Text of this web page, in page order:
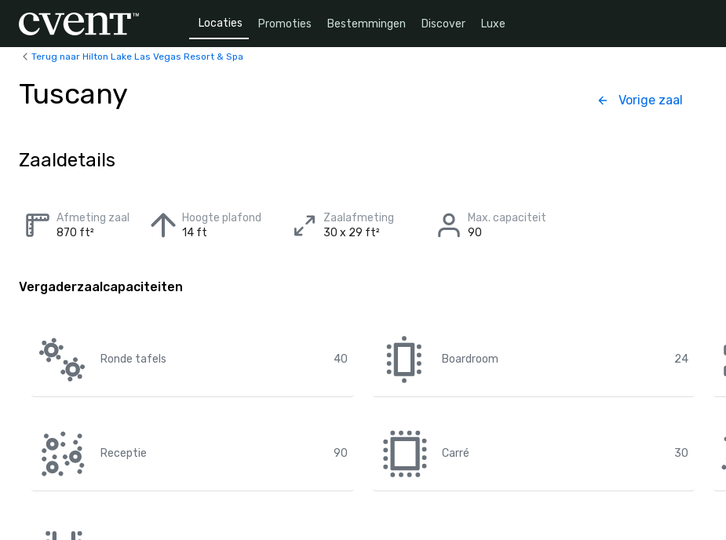
Locaties Promoties Bestemmingen Discover Luxe
Terug naar Hilton Lake Las Vegas Resort & Spa
Tuscany Vorige zaal
Zaaldetails
Afmeting zaal
870 ft²
Hoogte plafond
14 ft
Zaalafmeting
30 x 29 ft²
Max. capaciteit
90
Vergaderzaalcapaciteiten
Ronde tafels 40 Boardroom 24
Receptie 90 Carré 30